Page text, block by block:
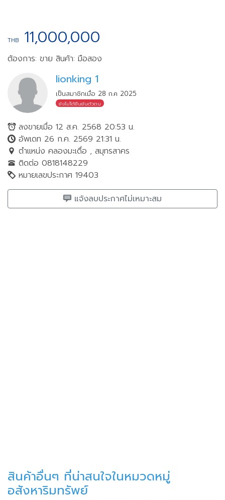
THB 11,000,000
ต้องการ: ขาย สินค้า: มือสอง
lionking 1
เป็นสมาชิกเมื่อ 28 ก.ค 2025
ยังไม่ได้ยืนยันตัวตน
ลงขายเมื่อ 12 ส.ค. 2568 20:53 น.
อัพเดท 26 ก.ค. 2569 21:31 น.
ตำแหน่ง คลองมะเดื่อ , สมุทรสาคร
ติดต่อ 0818148229
หมายเลขประกาศ 19403
แจ้งลบประกาศไม่เหมาะสม
สินค้าอื่นๆ ที่น่าสนใจในหมวดหมู่
อสังหาริมทรัพย์